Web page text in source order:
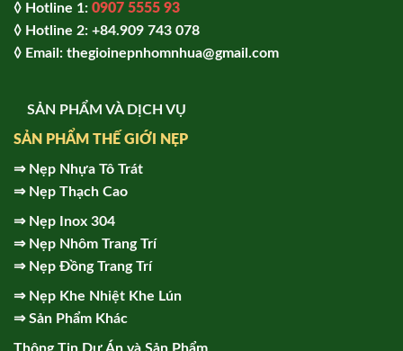
◊ Hotline 1: 0907 5555 93
◊ Hot line 2: +84.909 743 078
◊ Email: thegioinepnhomnhua@gmail.com
SẢN PHẨM VÀ DỊCH VỤ
SẢN PHẨM THẾ GIỚI NẸP
⇒ Nẹp Nhựa Tô Trát
⇒ Nẹp Thạch Cao
⇒ Nẹp Inox 304
⇒ Nẹp Nhôm Trang Trí
⇒ Nẹp Đồng Trang Trí
⇒ Nẹp Khe Nhiệt Khe Lún
⇒Sản Phẩm Khác